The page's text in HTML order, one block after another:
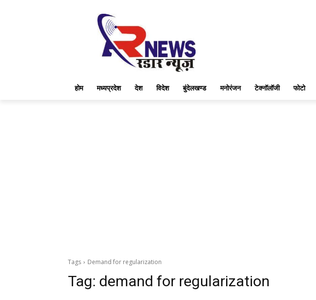
होम मध्यप्रदेश देश विदेश बुंदेलखण्ड मनोरंजन टेक्नॉलॉजी फोटो
Tags Demand for regularization
Tag: demand for regularization